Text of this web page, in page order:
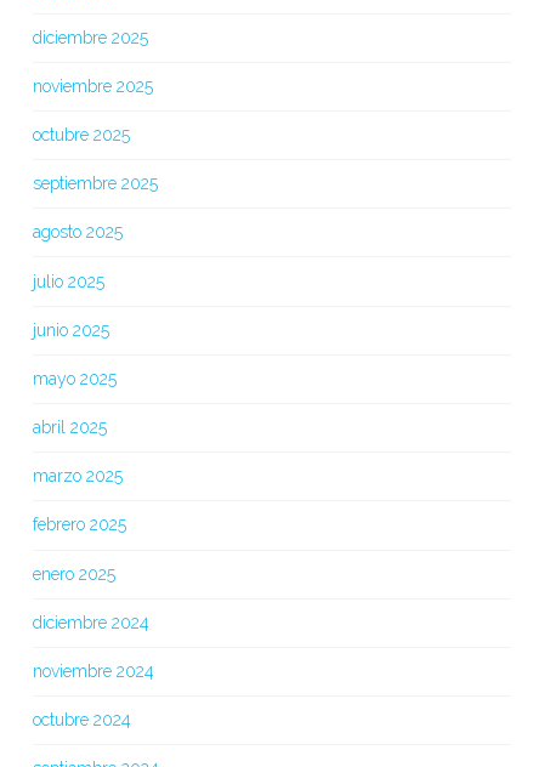
diciembre 2025
noviembre 2025
octubre 2025
septiembre 2025
agosto 2025
julio 2025
junio 2025
mayo 2025
abril 2025
marzo 2025
febrero 2025
enero 2025
diciembre 2024
noviembre 2024
octubre 2024